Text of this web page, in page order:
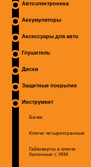
Автоэлектроника
Аккумуляторы
Аксессуары для авто
Глушитель
Диски
Защитные покрытия
Инструмент
Бачки
Ключи четырехгранные
Гайковерты и ключи
балонные с УКМ